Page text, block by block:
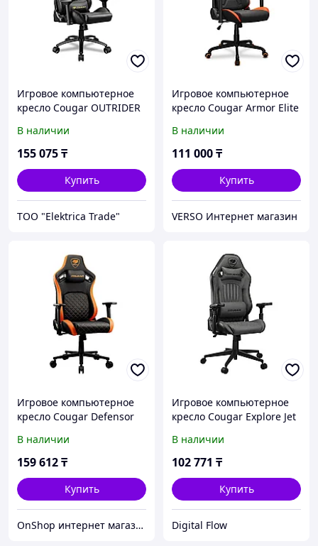
Игровое компьютерное
кресло Cougar OUTRIDER
В наличии
155 075₸
Купить
ТОО "Elektrica Trade"
Игровое компьютерное
кресло Cougar Armor Elite
В наличии
111 000₸
Купить
VERSO Интернет магазин
Игровое компьютерное
кресло Cougar Defensor
В наличии
159 612₸
Купить
OnShop интернет магазин
Игровое компьютерное
кресло Cougar Explore Jet
В наличии
102 771 ₸
Купить
Digital Flow